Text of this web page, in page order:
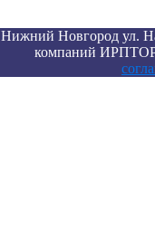
Нижний Новгород ул.
компаний